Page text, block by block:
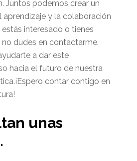
Juntos podemos crear un
aprendizaje y la colaboración
estás interesado o tienes
dudes en contactarme.
a dar este
hacia el futuro de nuestra
contar contigo en
unas